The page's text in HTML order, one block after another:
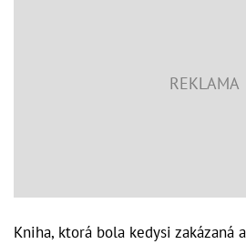
Kniha, ktorá bola kedysi zakázaná